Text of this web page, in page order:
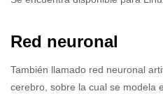
Red neuronal
También llamado red neuronal
cerebro, sobre la cual se modela